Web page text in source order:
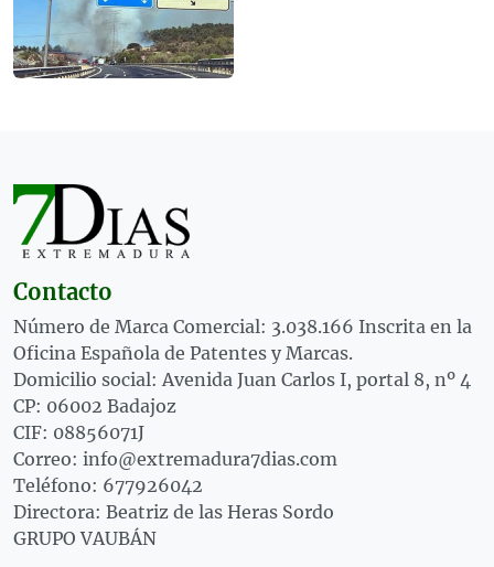
Contacto
Número de Marca Comercial: 3.038.166 Inscrita en la
Oficina Española de Patentes y Marcas.
Domicilio social: Avenida Juan Carlos I, portal 8, nº 4
CP: 06002 Badajoz
CIF: 08856071J
Correo: info@extremadura7dias.com
Teléfono: 677926042
Directora: Beatriz de las Heras Sordo
GRUPO VAUBÁN